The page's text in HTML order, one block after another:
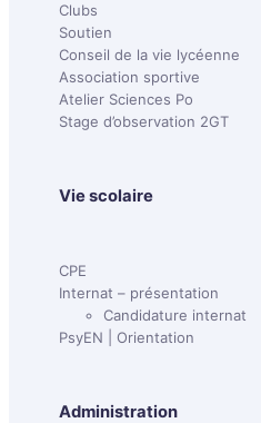
Clubs
Soutien
Conseil de la vie lycéenne
Association sportive
Atelier Sciences Po
Stage d’observation 2GT
Vie scolaire
CPE
Internat – présentation
Candidature internat
PsyEN | Orientation
Administration